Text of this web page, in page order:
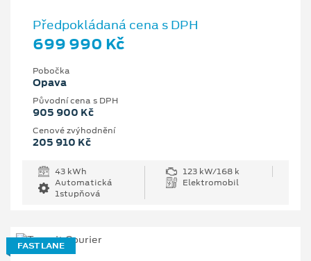
Předpokládaná cena s DPH
699 990 Kč
Pobočka
Opava
Původní cena s DPH
905 900 Kč
Cenové zvýhodnění
205 910 Kč
43 kWh
123 kW/168 k
Automatická
1stupňová
Elektromobil
FAST LANE